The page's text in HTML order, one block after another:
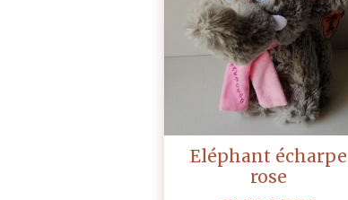
Eléphant écharpe
rose